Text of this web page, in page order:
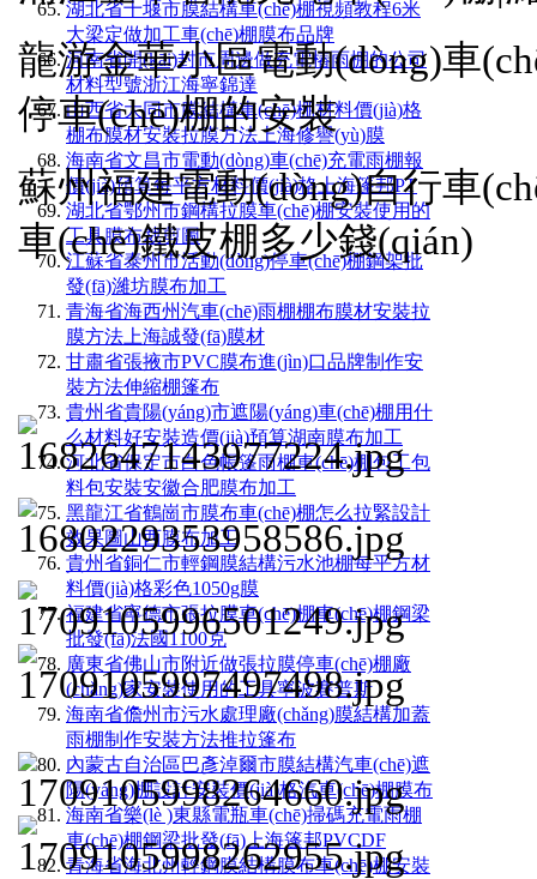
湖北省十堰市膜結構車(chē)棚視頻教程6米
大梁定做加工車(chē)棚膜布品牌
河南省開(kāi)封市周邊做充電樁雨棚的公司
材料型號浙江海寧錦達
山西省大同市膜結構車(chē)棚材料價(jià)格
棚布膜材安裝拉膜方法上海修譽(yù)膜
海南省文昌市電動(dòng)車(chē)充電雨棚報
價(jià)預算每平方材料價(jià)格上海篷邦PT
湖北省鄂州市鋼構拉膜車(chē)棚安裝使用的
工具膜布裁剪圖
江蘇省泰州市活動(dòng)停車(chē)棚鋼架批
發(fā)濰坊膜布加工
青海省海西州汽車(chē)雨棚棚布膜材安裝拉
膜方法上海誠發(fā)膜材
甘肅省張掖市PVC膜布進(jìn)口品牌制作安
裝方法伸縮棚篷布
貴州省貴陽(yáng)市遮陽(yáng)車(chē)棚用什
么材料好安裝造價(jià)預算湖南膜布加工
河北省保定市白色帳篷雨棚車(chē)棚包工包
料包安裝安徽合肥膜布加工
黑龍江省鶴崗市膜布車(chē)棚怎么拉緊設計
效果圖山西膜布加工
貴州省銅仁市輕鋼膜結構污水池棚每平方材
料價(jià)格彩色1050g膜
福建省寧德市張拉膜車(chē)棚車(chē)棚鋼梁
批發(fā)法國1100克
廣東省佛山市附近做張拉膜停車(chē)棚廠
(chǎng)家安裝使用的工具寧波賽普斯
海南省儋州市污水處理廠(chǎng)膜結構加蓋
雨棚制作安裝方法推拉篷布
內蒙古自治區巴彥淖爾市膜結構汽車(chē)遮
陽(yáng)棚設計安裝價(jià)格汽車(chē)棚膜布
海南省樂(lè )東縣電瓶車(chē)掃碼充電雨棚
車(chē)棚鋼梁批發(fā)上海篷邦PVCDF
青海省海北州輕鋼膜結構膜布車(chē)棚安裝
龍游金華小區電動(dòng)車
停車(chē)棚的安裝
蘇州福建電動(dòng)自行車
車(chē)鐵皮棚多少錢(qián)